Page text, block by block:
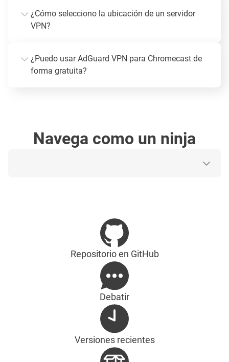
¿Cómo selecciono la ubicación de un servidor
VPN?
¿Puedo usar AdGuard VPN para Chromecast de
forma gratuita?
Navega como un ninja
Repositorio en GitHub
Debatir
Versiones recientes